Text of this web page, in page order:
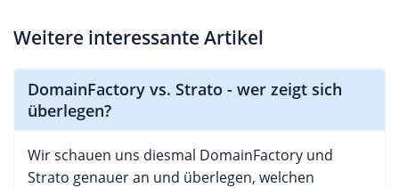
Weitere interessante Artikel
DomainFactory vs. Strato - wer zeigt sich
überlegen?
Wir schauen uns diesmal DomainFactory und
Strato genauer an und überlegen, welchen